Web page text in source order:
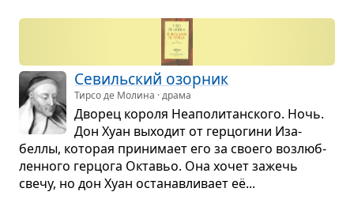
Севиль­ский озор­ник
Тирсо де Молина · драма
Дво­рец короля Неа­по­ли­тан­ского. Ночь.
Дон Хуан выхо­дит от гер­цо­гини Иза­
беллы, кото­рая при­ни­мает его за сво­его воз­люб­
лен­ного гер­цога Октавьо. Она хочет зажечь
свечу, но дон Хуан оста­нав­ли­вает её...